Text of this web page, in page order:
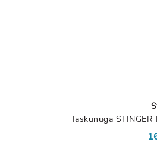
Taskunuga